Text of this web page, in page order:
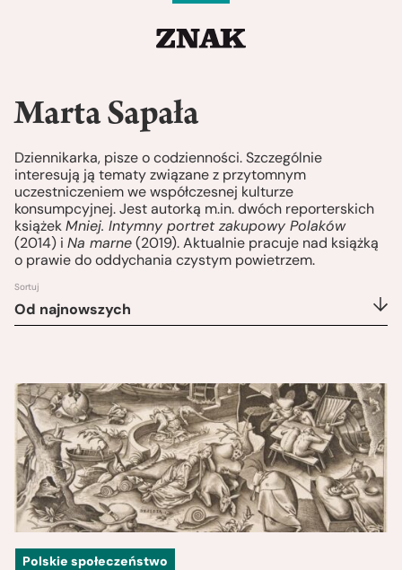
Marta Sapała
Dziennikarka, pisze o codzienności. Szczególnie
interesują ją tematy związane z przytomnym
uczestniczeniem we współczesnej kulturze
konsumpcyjnej. Jest autorką m.in. dwóch reporterskich
książekMniej. Intymny portret zakupowy Polaków
(2014) i Na marne(2019). Aktualnie pracuje nad książką
o prawie do oddychania czystym powietrzem.
Sortuj
Od najnowszych
Polskie społeczeństwo